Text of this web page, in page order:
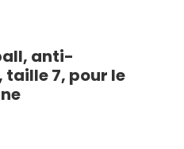
anti-
7, pour le